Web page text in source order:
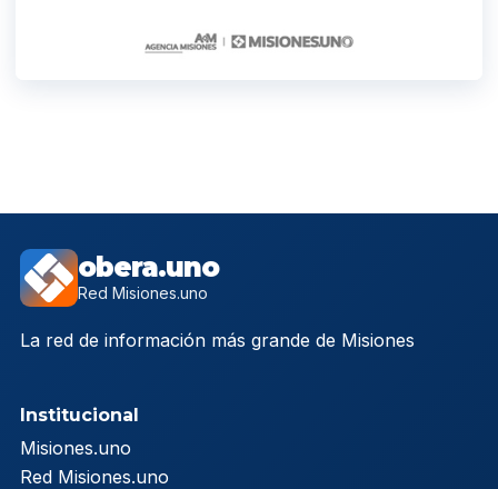
obera.uno
Red Misiones.uno
La red de información más grande de Misiones
Institucional
Misiones.uno
Red Misiones.uno